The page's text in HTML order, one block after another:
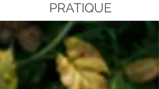
PRATIQUE